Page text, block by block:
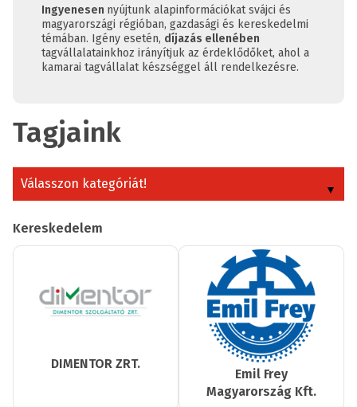
Ingyenesen nyújtunk alapinformációkat svájci és
magyarországi régióban, gazdasági és kereskedelmi
témában. Igény esetén, díjazás ellenében
tagvállalatainkhoz irányítjuk az érdeklődőket, ahol a
kamarai tagvállalat készséggel áll rendelkezésre.
Tagjaink
Válasszon kategóriát!
Kereskedelem
DIMENTOR ZRT.
Emil Frey
Magyarország Kft.